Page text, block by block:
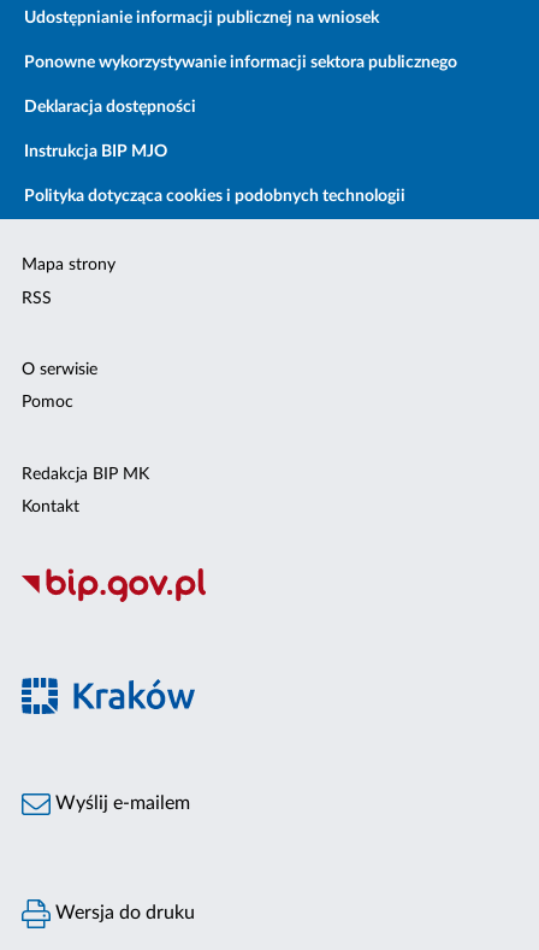
Udostępnianie informacji publicznej na wniosek
Ponowne wykorzystywanie informacji sektora publicznego
Deklaracja dostępności
Instrukcja BIP MJO
Polityka dotycząca cookies i podobnych technologii
Mapa strony
RSS
O serwisie
Pomoc
Redakcja BIP MK
Kontakt
Wyślij e-mailem
Wersja do druku